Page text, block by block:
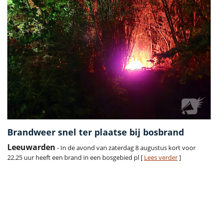
Brandweer snel ter plaatse bij bosbrand
Leeuwarden - In de avond van zaterdag 8 augustus kort voor
22.25 uur heeft een brand in een bosgebied pl [ Lees verder]